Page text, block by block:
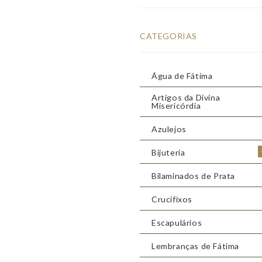
CATEGORIAS
Água de Fátima
Artigos da Divina
Misericórdia
Azulejos
Bijuteria
Bilaminados de Prata
Crucifixos
Escapulários
Lembranças de Fátima